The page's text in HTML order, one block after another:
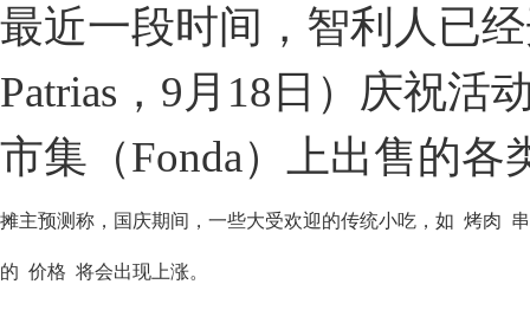
最近一段时间，智利人已
Patrias，9月18日）庆祝活
市集（Fonda）上出售的各
摊主预测称，国庆期间，一些大受欢迎的传统小吃，如 烤肉
的 价格 将会出现上涨。